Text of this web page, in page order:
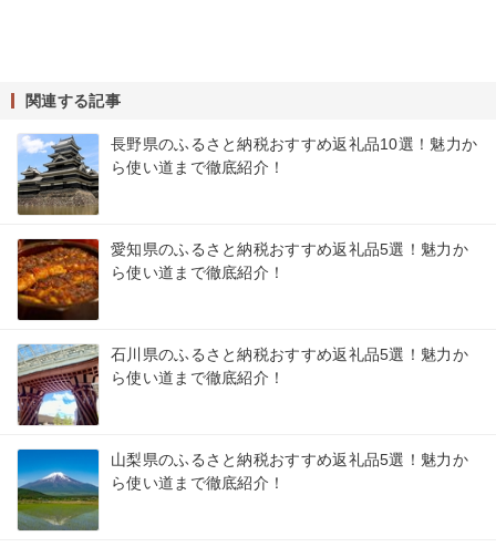
関連する記事
長野県のふるさと納税おすすめ返礼品10選！魅力か
ら使い道まで徹底紹介！
愛知県のふるさと納税おすすめ返礼品5選！魅力か
ら使い道まで徹底紹介！
石川県のふるさと納税おすすめ返礼品5選！魅力か
ら使い道まで徹底紹介！
山梨県のふるさと納税おすすめ返礼品5選！魅力か
ら使い道まで徹底紹介！